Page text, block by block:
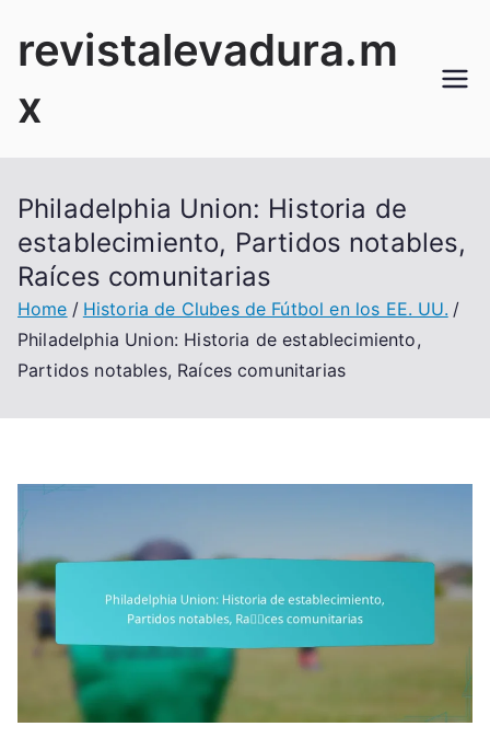
revistalevadura.m
x
Philadelphia Union: Historia de
establecimiento, Partidos notables,
Raíces comunitarias
Home
Historia de Clubes de Fútbol en los EE. UU.
Philadelphia Union: Historia de establecimiento,
Partidos notables, Raíces comunitarias